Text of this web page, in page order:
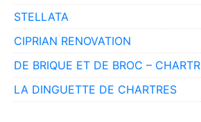
STELLATA
CIPRIAN RENOVATION
DE BRIQUE ET DE BROC –
LA DINGUETTE DE CHARTRES